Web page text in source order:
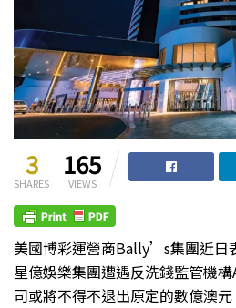
3
SHARES
165
VIEWS
美國博彩運營商Bally’s集團近日
星億娛樂集團遭遇反洗錢監管機
司或將不得不退出原定的數億澳元